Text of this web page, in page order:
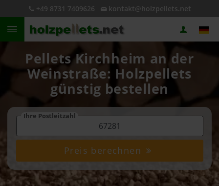
+49 8731 7409626 kontakt@holzpellets.net
Pellets Kirchheim an der
Weinstraße: Holzpellets
günstig bestellen
Ihre Postleitzahl
Preis berechnen